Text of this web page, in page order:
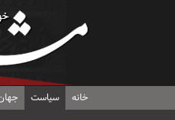
خانه سیاست